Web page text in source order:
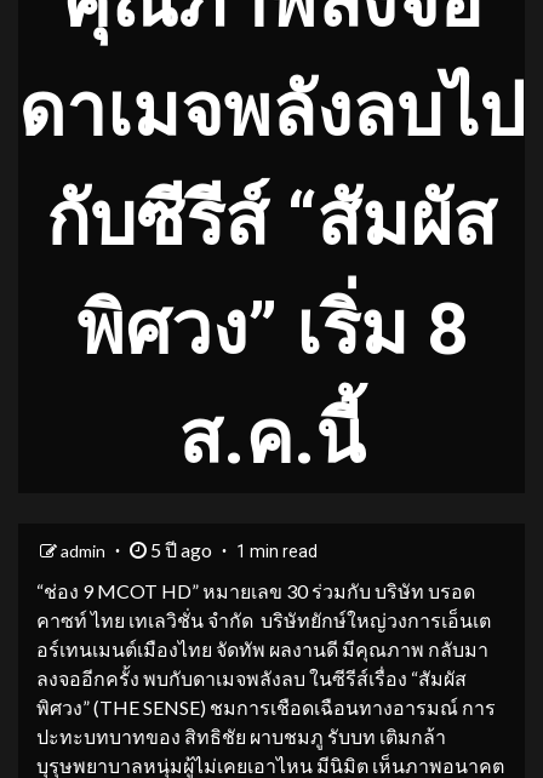
ดาเมจพลังลบไป
กับซีรีส์ “สัมผัส
พิศวง” เริ่ม 8
ส.ค.นี้
admin 5 ปี ago 1 min read
“ช่อง 9 MCOT HD” หมายเลข 30 ร่วมกับ บริษัท บรอด
คาซท์ ไทย เทเลวิชั่น จำกัด บริษัทยักษ์ใหญ่วงการเอ็นเต
อร์เทนเมนต์เมืองไทย จัดทัพ ผลงานดี มีคุณภาพ กลับมา
ลงจออีกครั้ง พบกับดาเมจพลังลบ ในซีรีส์เรื่อง “สัมผัส
พิศวง” (THE SENSE) ชมการเชือดเฉือนทางอารมณ์ การ
ปะทะบทบาทของ สิทธิชัย ผาบชมภู รับบท เติมกล้า
บุรุษพยาบาลหนุ่มผู้ไม่เคยเอาไหน มีนิมิต เห็นภาพอนาคต